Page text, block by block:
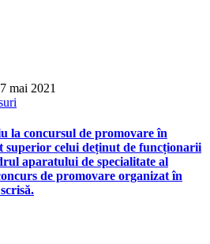
mai 2021
la concursul de promovare în
superior celui deținut de funcționarii
aparatului de specialitate al
de promovare organizat în